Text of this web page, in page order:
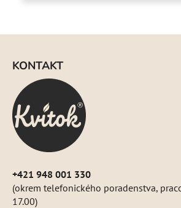
KONTAKT
+421 948 001 330
(okrem telefonického poradenstva,
17.00)